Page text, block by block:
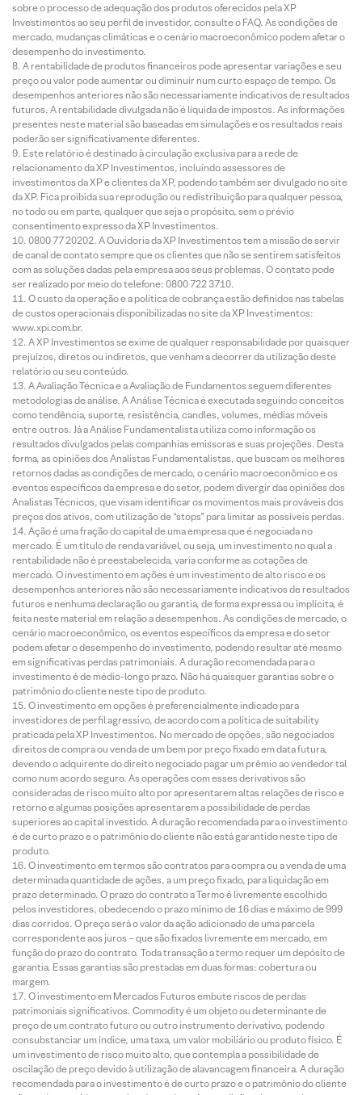
sobre o processo de adequação dos produtos oferecidos pela XP
Investimentos ao seu perfil de investidor, consulte o FAQ. As condições de
mercado, mudanças climáticas e o cenário macroeconômico podem afetar o
desempenho do investimento.
A rentabilidade de produtos financeiros pode apresentar variações e seu
preço ou valor pode aumentar ou diminuir num curto espaço de tempo. Os
desempenhos anteriores não são necessariamente indicativos de resultados
futuros. A rentabilidade divulgada não é líquida de impostos. As informações
presentes neste material são baseadas em simulações e os resultados reais
poderão ser significativamente diferentes.
Este relatório é destinado à circulação exclusiva para a rede de
relacionamento da XP Investimentos, incluindo assessores de
investimentos da XP e clientes da XP, podendo também ser divulgado no site
da XP. Fica proibida sua reprodução ou redistribuição para qualquer pessoa,
no todo ou em parte, qualquer que seja o propósito, sem o prévio
consentimento expresso da XP Investimentos.
0800 77 20202. A Ouvidoria da XP Investimentos tem a missão de servir
de canal de contato sempre que os clientes que não se sentirem satisfeitos
com as soluções dadas pela empresa aos seus problemas. O contato pode
ser realizado por meio do telefone: 0800 722 3710.
O custo da operação e a política de cobrança estão definidos nas tabelas
de custos operacionais disponibilizadas no site da XP Investimentos:
www.xpi.com.br.
A XP Investimentos se exime de qualquer responsabilidade por quaisquer
prejuízos, diretos ou indiretos, que venham a decorrer da utilização deste
relatório ou seu conteúdo.
A Avaliação Técnica e a Avaliação de Fundamentos seguem diferentes
metodologias de análise. A Análise Técnica é executada seguindo conceitos
como tendência, suporte, resistência, candles, volumes, médias móveis
entre outros. Já a Análise Fundamentalista utiliza como informação os
resultados divulgados pelas companhias emissoras e suas projeções. Desta
forma, as opiniões dos Analistas Fundamentalistas, que buscam os melhores
retornos dadas as condições de mercado, o cenário macroeconômico e os
eventos específicos da empresa e do setor, podem divergir das opiniões dos
Analistas Técnicos, que visam identificar os movimentos mais prováveis dos
preços dos ativos, com utilização de “stops” para limitar as possíveis perdas.
Ação é uma fração do capital de uma empresa que é negociada no
mercado. É um título de renda variável, ou seja, um investimento no qual a
rentabilidade não é preestabelecida, varia conforme as cotações de
mercado. O investimento em ações é um investimento de alto risco e os
desempenhos anteriores não são necessariamente indicativos de resultados
futuros e nenhuma declaração ou garantia, de forma expressa ou implícita, é
feita neste material em relação a desempenhos. As condições de mercado, o
cenário macroeconômico, os eventos específicos da empresa e do setor
podem afetar o desempenho do investimento, podendo resultar até mesmo
em significativas perdas patrimoniais. A duração recomendada para o
investimento é de médio-longo prazo. Não há quaisquer garantias sobre o
patrimônio do cliente neste tipo de produto.
O investimento em opções é preferencialmente indicado para
investidores de perfil agressivo, de acordo com a política de suitability
praticada pela XP Investimentos. No mercado de opções, são negociados
direitos de compra ou venda de um bem por preço fixado em data futura,
devendo o adquirente do direito negociado pagar um prêmio ao vendedor tal
como num acordo seguro. As operações com esses derivativos são
consideradas de risco muito alto por apresentarem altas relações de risco e
retorno e algumas posições apresentarem a possibilidade de perdas
superiores ao capital investido. A duração recomendada para o investimento
é de curto prazo e o patrimônio do cliente não está garantido neste tipo de
produto.
O investimento em termos são contratos para compra ou a venda de uma
determinada quantidade de ações, a um preço fixado, para liquidação em
prazo determinado. O prazo do contrato a Termo é livremente escolhido
pelos investidores, obedecendo o prazo mínimo de 16 dias e máximo de 999
dias corridos. O preço será o valor da ação adicionado de uma parcela
correspondente aos juros – que são fixados livremente em mercado, em
função do prazo do contrato. Toda transação a termo requer um depósito de
garantia. Essas garantias são prestadas em duas formas: cobertura ou
margem.
O investimento em Mercados Futuros embute riscos de perdas
patrimoniais significativos. Commodity é um objeto ou determinante de
preço de um contrato futuro ou outro instrumento derivativo, podendo
consubstanciar um índice, uma taxa, um valor mobiliário ou produto físico. É
um investimento de risco muito alto, que contempla a possibilidade de
oscilação de preço devido à utilização de alavancagem financeira. A duração
recomendada para o investimento é de curto prazo e o patrimônio do cliente